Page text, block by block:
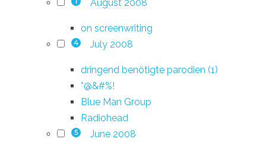
August 2008
on screenwriting
4 July 2008
dringend benötigte parodien (1)
*@&#%!
Blue Man Group
Radiohead
5 June 2008